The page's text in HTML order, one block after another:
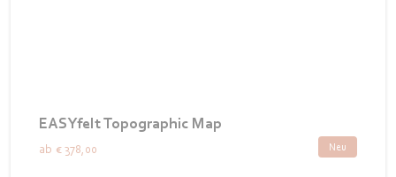
EASYfelt Topographic Map
Neu
ab € 378,00